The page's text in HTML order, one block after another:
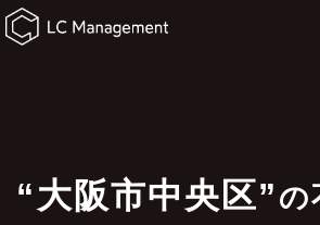
“大阪市中央区” の